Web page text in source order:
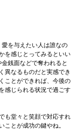
を与えたい人は誰なの
を感じとってみるといい
銭面などで奪われると
異なるものだと実感でき
ことができれば、今後の
感じられる状況で過ごす
も堂々と笑顔で対応すれ
ことが成功の鍵やね。